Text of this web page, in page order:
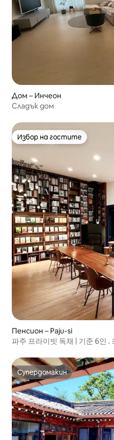
Дом – Инчеон
Сладък дом
Избор на гостите
Избор на гостите
Пенсион – Paju-si
파주 프라이빗 독채 | 기준 6인 . 최대 11인 | 불멍·바베큐 | 킨텍
Супердомакин
Супердомакин